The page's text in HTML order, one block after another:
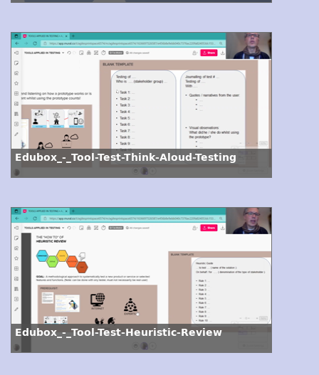
Edubox_-_Tool-Test-Think-Aloud-Testing
Edubox_-_Tool-Test-Heuristic-Review